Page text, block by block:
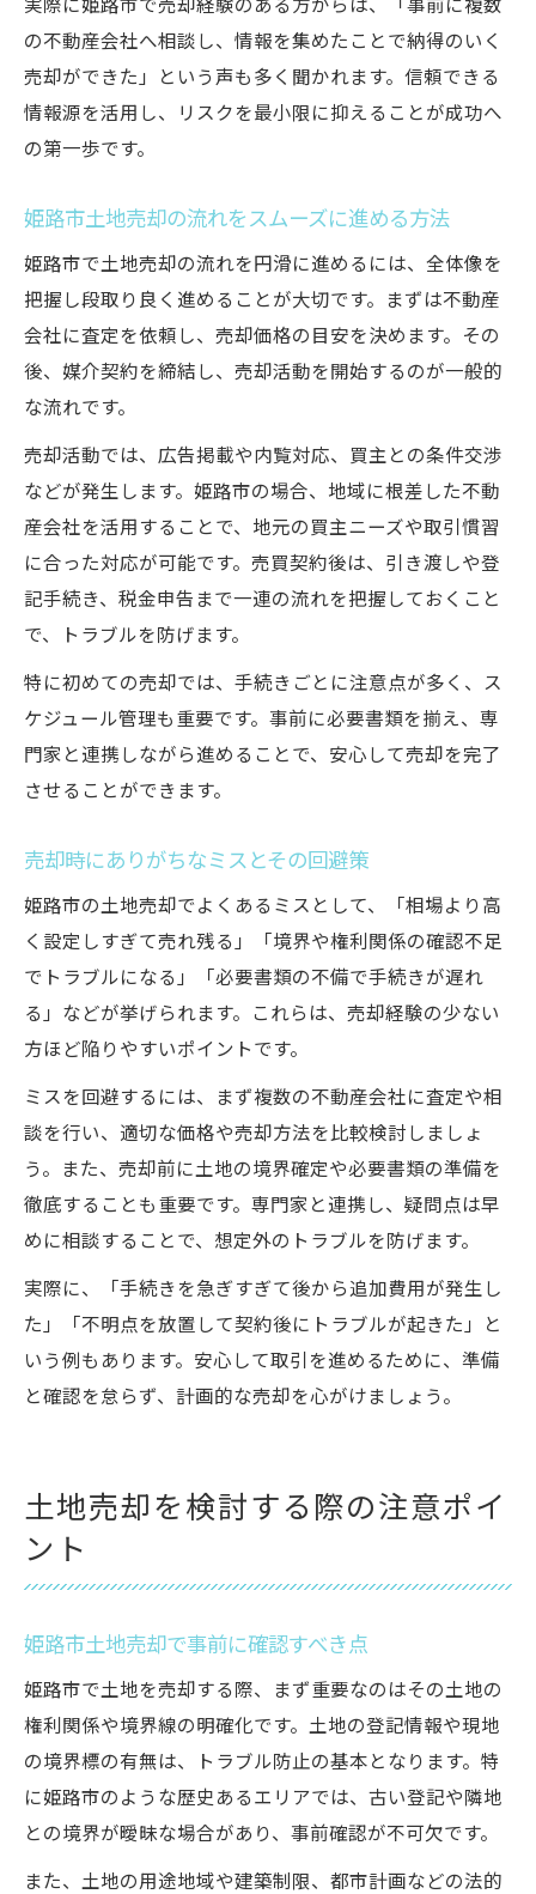
実際に姫路市で売却経験のある方からは、「事前に複数
の不動産会社へ相談し、情報を集めたことで納得のいく
売却ができた」という声も多く聞かれます。信頼できる
情報源を活用し、リスクを最小限に抑えることが成功へ
の第一歩です。
姫路市土地売却の流れをスムーズに進める方法
姫路市で土地売却の流れを円滑に進めるには、全体像を
把握し段取り良く進めることが大切です。まずは不動産
会社に査定を依頼し、売却価格の目安を決めます。その
後、媒介契約を締結し、売却活動を開始するのが一般的
な流れです。
売却活動では、広告掲載や内覧対応、買主との条件交渉
などが発生します。姫路市の場合、地域に根差した不動
産会社を活用することで、地元の買主ニーズや取引慣習
に合った対応が可能です。売買契約後は、引き渡しや登
記手続き、税金申告まで一連の流れを把握しておくこと
で、トラブルを防げます。
特に初めての売却では、手続きごとに注意点が多く、ス
ケジュール管理も重要です。事前に必要書類を揃え、専
門家と連携しながら進めることで、安心して売却を完了
させることができます。
売却時にありがちなミスとその回避策
姫路市の土地売却でよくあるミスとして、「相場より高
く設定しすぎて売れ残る」「境界や権利関係の確認不足
でトラブルになる」「必要書類の不備で手続きが遅れ
る」などが挙げられます。これらは、売却経験の少ない
方ほど陥りやすいポイントです。
ミスを回避するには、まず複数の不動産会社に査定や相
談を行い、適切な価格や売却方法を比較検討しましょ
う。また、売却前に土地の境界確定や必要書類の準備を
徹底することも重要です。専門家と連携し、疑問点は早
めに相談することで、想定外のトラブルを防げます。
実際に、「手続きを急ぎすぎて後から追加費用が発生し
た」「不明点を放置して契約後にトラブルが起きた」と
いう例もあります。安心して取引を進めるために、準備
と確認を怠らず、計画的な売却を心がけましょう。
土地売却を検討する際の注意ポイ
ント
姫路市土地売却で事前に確認すべき点
姫路市で土地を売却する際、まず重要なのはその土地の
権利関係や境界線の明確化です。土地の登記情報や現地
の境界標の有無は、トラブル防止の基本となります。特
に姫路市のような歴史あるエリアでは、古い登記や隣地
との境界が曖昧な場合があり、事前確認が不可欠です。
また、土地の用途地域や建築制限、都市計画などの法的